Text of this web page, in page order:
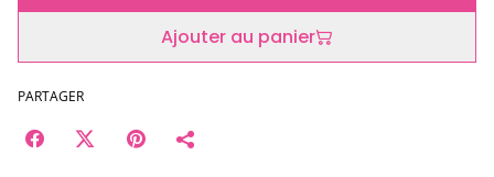
Ajouter au panier
PARTAGER